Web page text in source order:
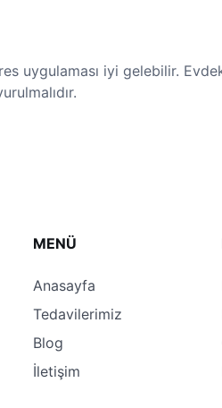
uygulaması iyi gelebilir.
MENÜ
Anasayfa
Tedavilerimiz
Blog
İletişim